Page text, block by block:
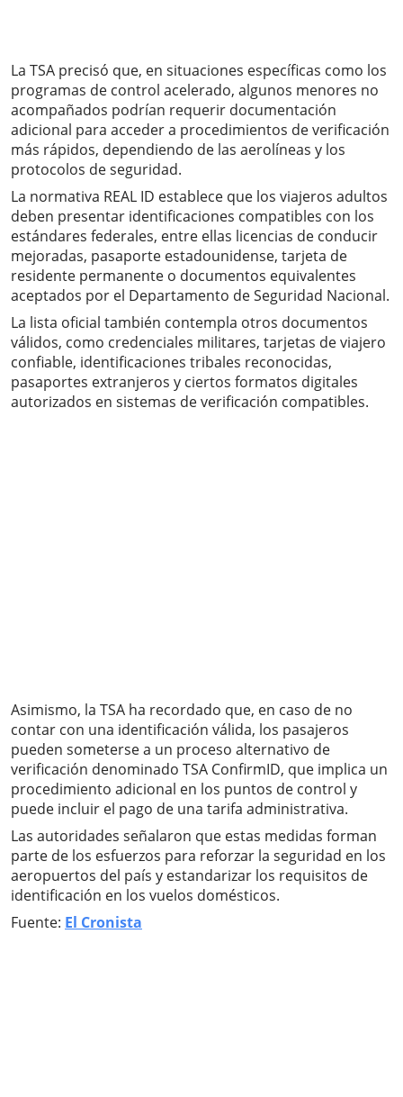
La TSA precisó que, en situaciones específicas como los
programas de control acelerado, algunos menores no
acompañados podrían requerir documentación
adicional para acceder a procedimientos de verificación
más rápidos, dependiendo de las aerolíneas y los
protocolos de seguridad.
La normativa REAL ID establece que los viajeros adultos
deben presentar identificaciones compatibles con los
estándares federales, entre ellas licencias de conducir
mejoradas, pasaporte estadounidense, tarjeta de
residente permanente o documentos equivalentes
aceptados por el Departamento de Seguridad Nacional.
La lista oficial también contempla otros documentos
válidos, como credenciales militares, tarjetas de viajero
confiable, identificaciones tribales reconocidas,
pasaportes extranjeros y ciertos formatos digitales
autorizados en sistemas de verificación compatibles.
Asimismo, la TSA ha recordado que, en caso de no
contar con una identificación válida, los pasajeros
pueden someterse a un proceso alternativo de
verificación denominado TSA ConfirmID, que implica un
procedimiento adicional en los puntos de control y
puede incluir el pago de una tarifa administrativa.
Las autoridades señalaron que estas medidas forman
parte de los esfuerzos para reforzar la seguridad en los
aeropuertos del país y estandarizar los requisitos de
identificación en los vuelos domésticos.
Fuente: El Cronista